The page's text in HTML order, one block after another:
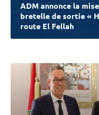
ADM annonce la
bretelle de sortie «
route El Fellah